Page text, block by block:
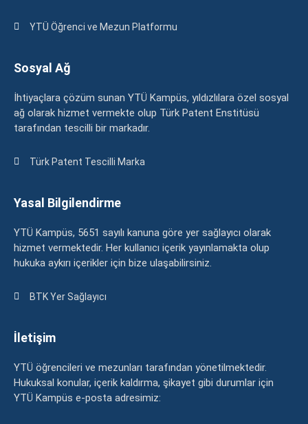
YTÜ Öğrenci ve Mezun Platformu
Sosyal Ağ
İhtiyaçlara çözüm sunan YTÜ Kampüs, yıldızlılara özel sosyal
ağ olarak hizmet vermekte olup Türk Patent Enstitüsü
tarafından tescilli bir markadır.
Türk Patent Tescilli Marka
Yasal Bilgilendirme
YTÜ Kampüs, 5651 sayılı kanuna göre yer sağlayıcı olarak
hizmet vermektedir. Her kullanıcı içerik yayınlamakta olup
hukuka aykırı içerikler için bize ulaşabilirsiniz.
BTK Yer Sağlayıcı
İletişim
YTÜ öğrencileri ve mezunları tarafından yönetilmektedir.
Hukuksal konular, içerik kaldırma, şikayet gibi durumlar için
YTÜ Kampüs e-posta adresimiz: